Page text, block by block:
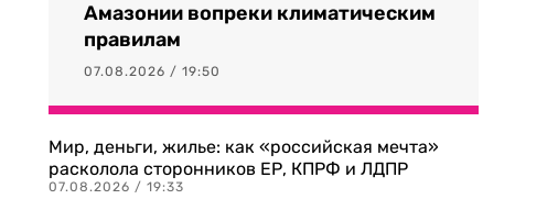
Амазонии вопреки климатическим
правилам
07.08.2026 / 19:50
Мир, деньги, жилье: как «российская мечта»
расколола сторонников ЕР, КПРФ и ЛДПР
07.08.2026 / 19:33